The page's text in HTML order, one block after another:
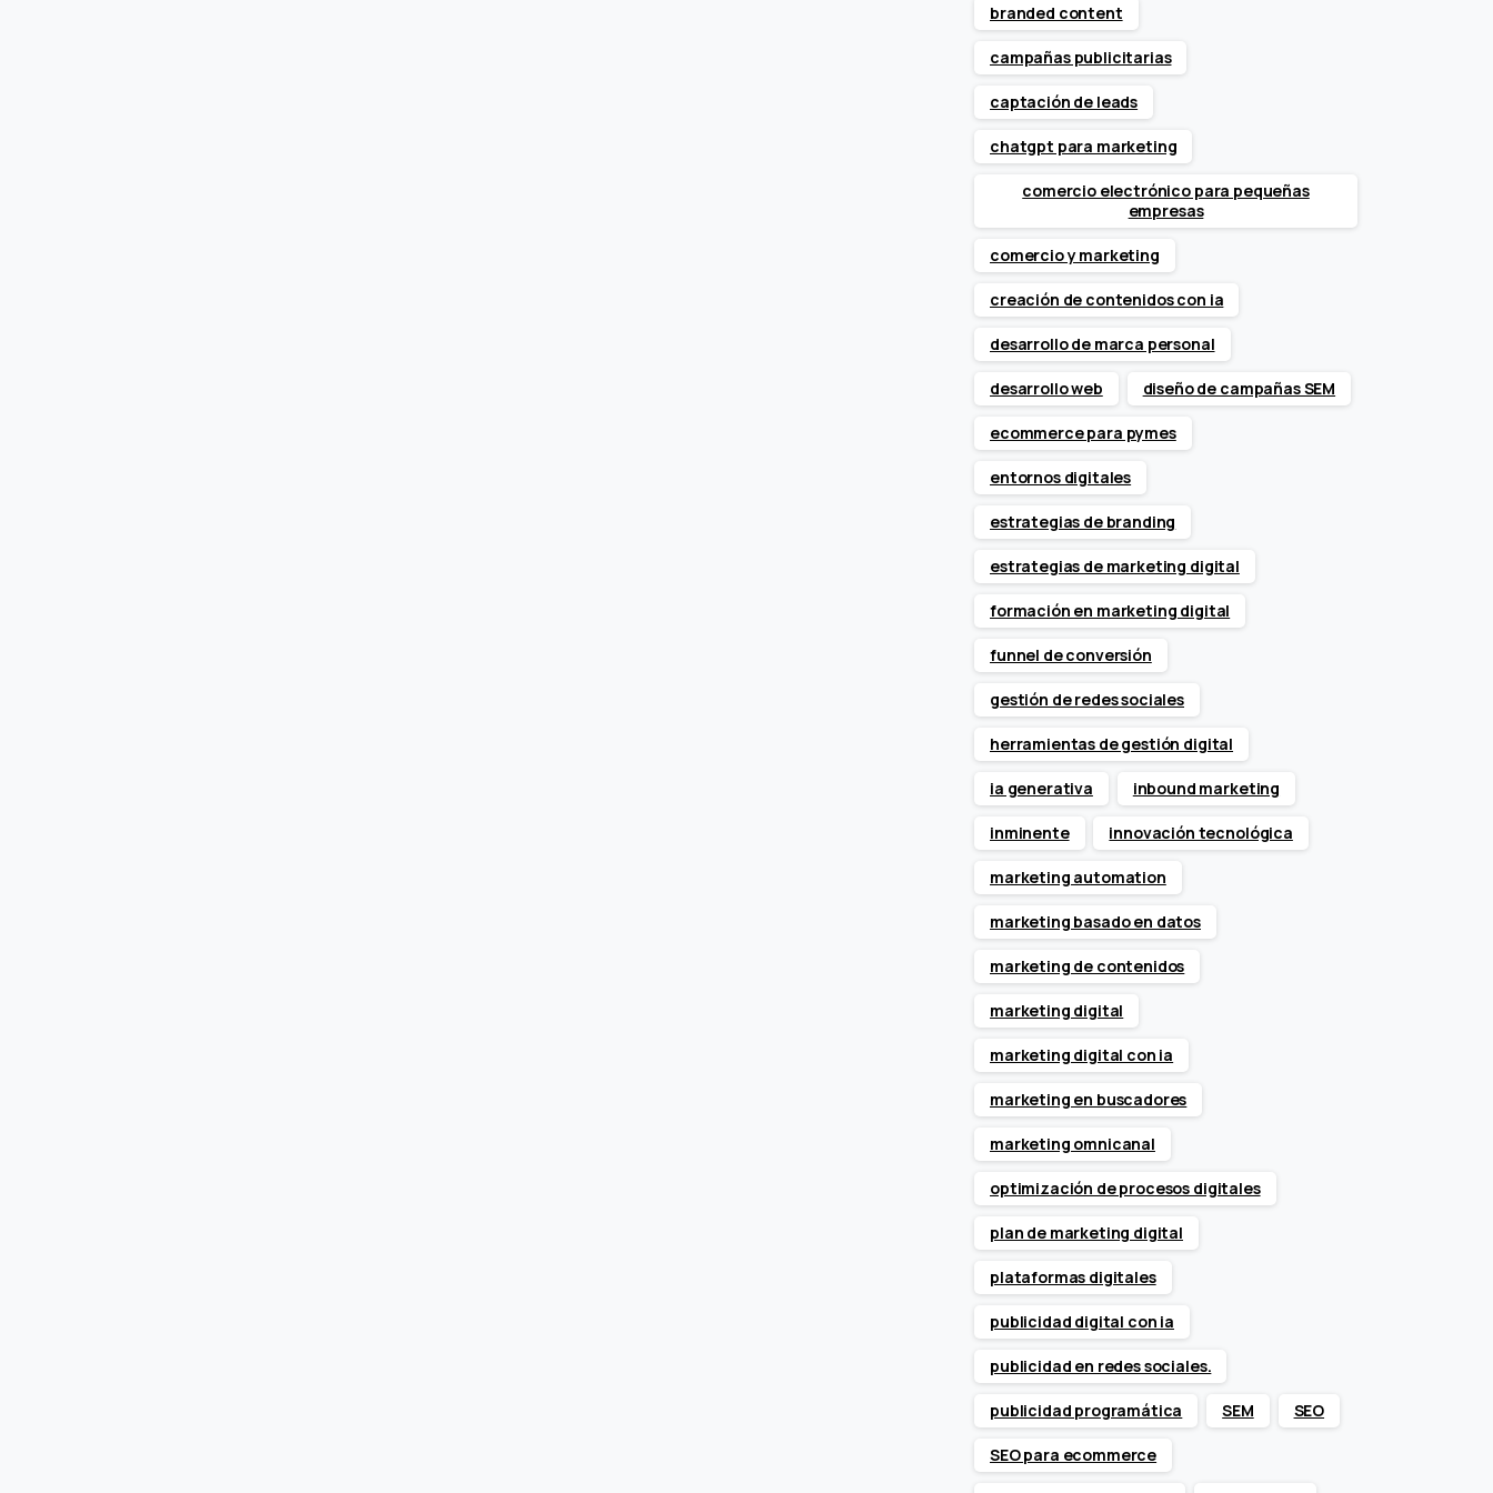
branded content
campañas publicitarias
captación de leads
chatgpt para marketing
comercio electrónico para pequeñas
empresas
comercio y marketing
creación de contenidos con ia
desarrollo de marca personal
desarrollo web diseño de campañas SEM
ecommerce para pymes
entornos digitales
estrategias de branding
estrategias de marketing digital
formación en marketing digital
funnel de conversión
gestión de redes sociales
herramientas de gestión digital
ia generativa inbound marketing
inminente innovación tecnológica
marketing automation
marketing basado en datos
marketing de contenidos
marketing digital
marketing digital con ia
marketing en buscadores
marketing omnicanal
optimización de procesos digitales
plan de marketing digital
plataformas digitales
publicidad digital con ia
publicidad en redes sociales.
publicidad programática SEM SEO
SEO para ecommerce